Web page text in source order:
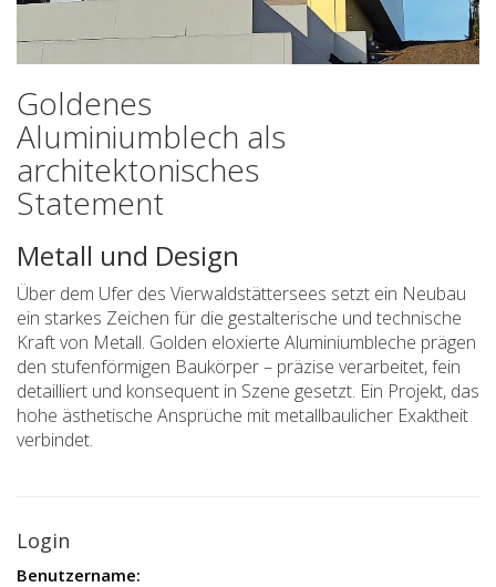
Goldenes
Aluminiumblech als
architektonisches
Statement
Metall und Design
Über dem Ufer des Vierwaldstättersees setzt ein Neubau
ein starkes Zeichen für die gestalterische und technische
Kraft von Metall. Golden eloxierte Aluminiumbleche prägen
den stufenförmigen Baukörper – präzise verarbeitet, fein
detailliert und konsequent in Szene gesetzt. Ein Projekt, das
hohe ästhetische Ansprüche mit metallbaulicher Exaktheit
verbindet.
Login
Benutzername: